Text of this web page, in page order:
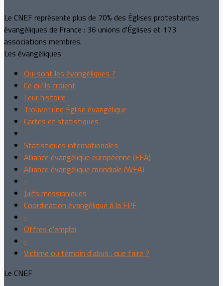
Le CNEF représente plus de 70% des Églises protestantes
évangéliques de France : 36 unions d'Églises et 173
associations membres.
Les évangéliques
Qui sont les évangéliques ?
Ce qu'ils croient
Leur histoire
Trouver une Église évangélique
Cartes et statistiques
-
Statistiques internationales
Alliance évangélique européenne (EEA)
Alliance évangélique mondiale (WEA)
-
Juifs messianiques
Coordination évangélique à la FPF
-
Offres d'emploi
-
Victime ou témoin d'abus : que faire ?
Le CNEF